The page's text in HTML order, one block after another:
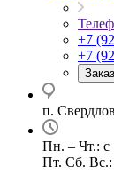
+7
+7
п.
Пн. – Чт.: с
Пт. Сб. Вс.: